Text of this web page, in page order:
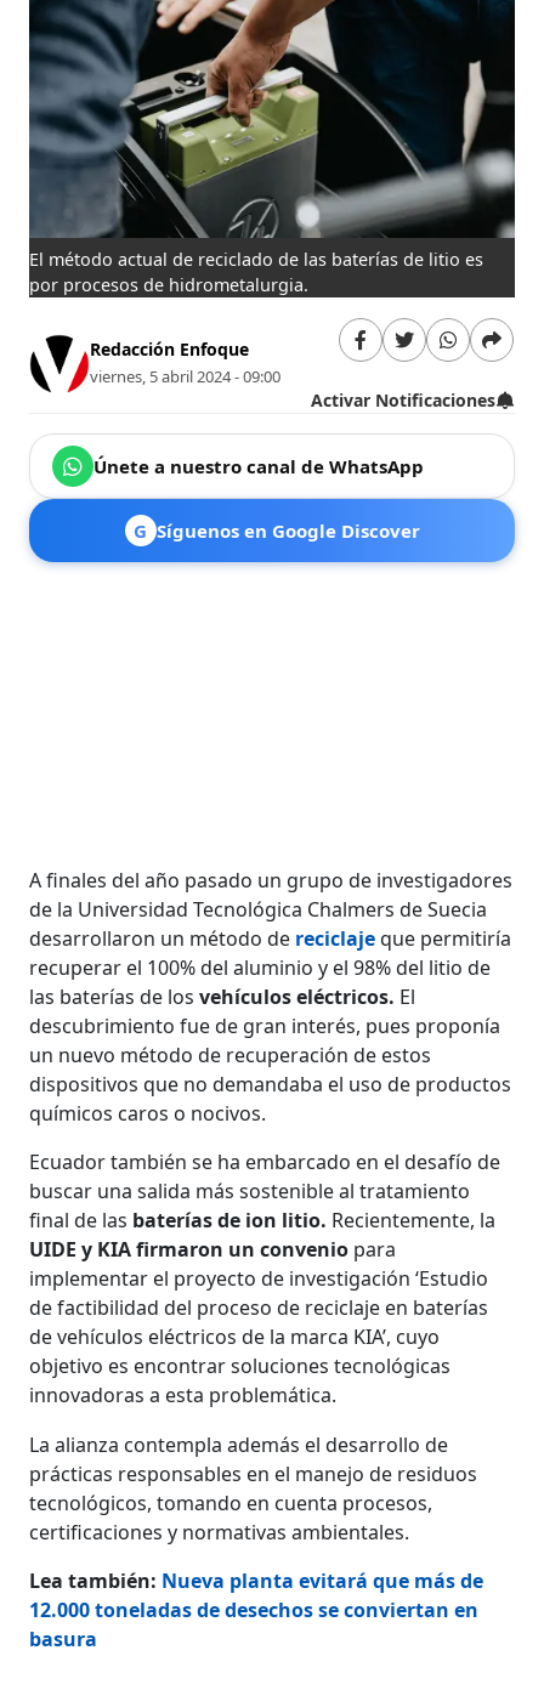
El método actual de reciclado de las baterías de litio es
por procesos de hidrometalurgia.
Redacción Enfoque
viernes, 5 abril 2024 - 09:00
Activar Notificaciones
Únete a nuestro canal de WhatsApp
G Síguenos en Google Discover
A finales del año pasado un grupo de investigadores
de la Universidad Tecnológica Chalmers de Suecia
desarrollaron un método de reciclajeque permitiría
recuperar el 100% del aluminio y el 98% del litio de
las baterías de losvehículos eléctricos. El
descubrimiento fue de gran interés, pues proponía
un nuevo método de recuperación de estos
dispositivos que no demandaba el uso de productos
químicos caros o nocivos.
Ecuador también se ha embarcado en el desafío de
buscar una salida más sostenible al tratamiento
final de las baterías de ion litio. Recientemente, la
UIDE y KIA firmaron un convenio para
implementar el proyecto de investigación ‘Estudio
de factibilidad del proceso de reciclaje en baterías
de vehículos eléctricos de la marca KIA’, cuyo
objetivo es encontrar soluciones tecnológicas
innovadoras a esta problemática.
La alianza contempla además el desarrollo de
prácticas responsables en el manejo de residuos
tecnológicos, tomando en cuenta procesos,
certificaciones y normativas ambientales.
Lea también: Nueva planta evitará que más de
12.000 toneladas de desechos se conviertan en
basura